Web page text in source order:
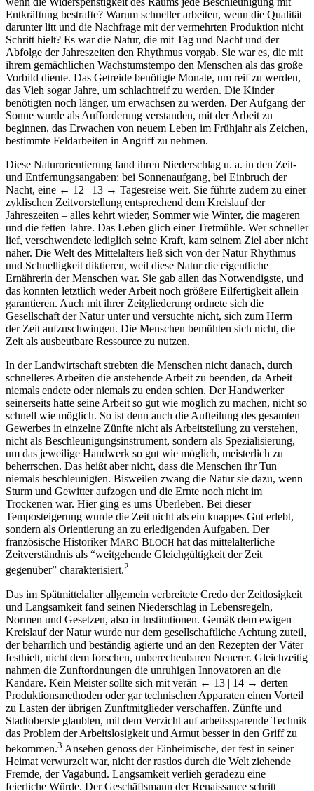
Entkräftung bestrafte? Warum schneller arbeiten, wenn die Qualität
darunter litt und die Nachfrage mit der vermehrten Produktion nicht
Schritt hielt? Es war die Natur, die mit Tag und Nacht und der
Abfolge der Jahreszeiten den Rhythmus vorgab. Sie war es, die mit
ihrem gemächlichen Wachstumstempo den Menschen als das große
Vorbild diente. Das Getreide benötigte Monate, um reif zu werden,
das Vieh sogar Jahre, um schlachtreif zu werden. Die Kinder
benötigten noch länger, um erwachsen zu werden. Der Aufgang der
Sonne wurde als Aufforderung verstanden, mit der Arbeit zu
beginnen, das Erwachen von neuem Leben im Frühjahr als Zeichen,
bestimmte Feldarbeiten in Angriff zu nehmen.
Diese Naturorientierung fand ihren Niederschlag u. a. in den Zeit-
und Entfernungsangaben: bei Sonnenaufgang, bei Einbruch der
Nacht, eine ← 12 | 13 → Tagesreise weit. Sie führte zudem zu einer
zyklischen Zeitvorstellung entsprechend dem Kreislauf der
Jahreszeiten – alles kehrt wieder, Sommer wie Winter, die mageren
und die fetten Jahre. Das Leben glich einer Tretmühle. Wer schneller
lief, verschwendete lediglich seine Kraft, kam seinem Ziel aber nicht
näher. Die Welt des Mittelalters ließ sich von der Natur Rhythmus
und Schnelligkeit diktieren, weil diese Natur die eigentliche
Ernährerin der Menschen war. Sie gab allen das Notwendigste, und
das konnten letztlich weder Arbeit noch größere Eilfertigkeit allein
garantieren. Auch mit ihrer Zeitgliederung ordnete sich die
Gesellschaft der Natur unter und versuchte nicht, sich zum Herrn
der Zeit aufzuschwingen. Die Menschen bemühten sich nicht, die
Zeit als ausbeutbare Ressource zu nutzen.
In der Landwirtschaft strebten die Menschen nicht danach, durch
schnelleres Arbeiten die anstehende Arbeit zu beenden, da Arbeit
niemals endete oder niemals zu enden schien. Der Handwerker
seinerseits hatte seine Arbeit so gut wie möglich zu machen, nicht so
schnell wie möglich. So ist denn auch die Aufteilung des gesamten
Gewerbes in einzelne Zünfte nicht als Arbeitsteilung zu verstehen,
nicht als Beschleunigungsinstrument, sondern als Spezialisierung,
um das jeweilige Handwerk so gut wie möglich, meisterlich zu
beherrschen. Das heißt aber nicht, dass die Menschen ihr Tun
niemals beschleunigten. Bisweilen zwang die Natur sie dazu, wenn
Sturm und Gewitter aufzogen und die Ernte noch nicht im
Trockenen war. Hier ging es ums Überleben. Bei dieser
Temposteigerung wurde die Zeit nicht als ein knappes Gut erlebt,
sondern als Orientierung an zu erledigenden Aufgaben. Der
französische Historiker MARC BLOCH hat das mittelalterliche
Zeitverständnis als “weitgehende Gleichgültigkeit der Zeit
gegenüber” charakterisiert.2
Das im Spätmittelalter allgemein verbreitete Credo der Zeitlosigkeit
und Langsamkeit fand seinen Niederschlag in Lebensregeln,
Normen und Gesetzen, also in Institutionen. Gemäß dem ewigen
Kreislauf der Natur wurde nur dem gesellschaftliche Achtung zuteil,
der beharrlich und beständig agierte und an den Rezepten der Väter
festhielt, nicht dem forschen, unberechenbaren Neuerer. Gleichzeitig
nahmen die Zunftordnungen die unruhigen Innovatoren an die
Kandare. Kein Meister sollte sich mit verän ← 13 | 14 → derten
Produktionsmethoden oder gar technischen Apparaten einen Vorteil
zu Lasten der übrigen Zunftmitglieder verschaffen. Zünfte und
Stadtoberste glaubten, mit dem Verzicht auf arbeitssparende Technik
das Problem der Arbeitslosigkeit und Armut besser in den Griff zu
bekommen.3 Ansehen genoss der Einheimische, der fest in seiner
Heimat verwurzelt war, nicht der rastlos durch die Welt ziehende
Fremde, der Vagabund. Langsamkeit verlieh geradezu eine
feierliche Würde. Der Geschäftsmann der Renaissance schritt